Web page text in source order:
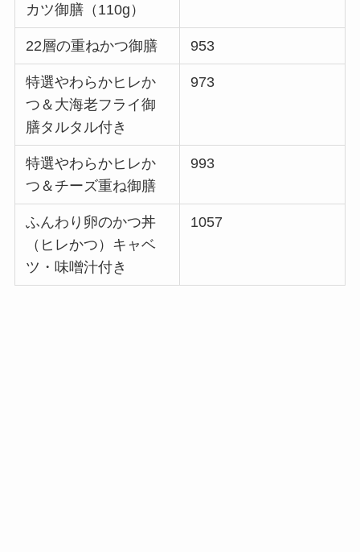
カツ御膳（110g）
22層の重ねかつ御膳 953
特選やわらかヒレか
つ＆大海老フライ御
膳タルタル付き
973
特選やわらかヒレか
つ＆チーズ重ね御膳
993
ふんわり卵のかつ丼
（ヒレかつ）キャベ
ツ・味噌汁付き
1057